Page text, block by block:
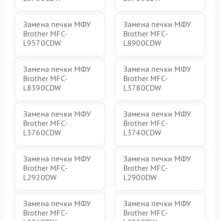
Замена печки МФУ
Brother MFC-
L9570CDW
Замена печки МФУ
Brother MFC-
L8900CDW
Замена печки МФУ
Brother MFC-
L8390CDW
Замена печки МФУ
Brother MFC-
L3780CDW
Замена печки МФУ
Brother MFC-
L3760CDW
Замена печки МФУ
Brother MFC-
L3740CDW
Замена печки МФУ
Brother MFC-
L2920DW
Замена печки МФУ
Brother MFC-
L2900DW
Замена печки МФУ
Brother MFC-
Замена печки МФУ
Brother MFC-